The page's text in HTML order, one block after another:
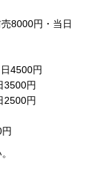
8000円・当日
4500円
3500円
2500円